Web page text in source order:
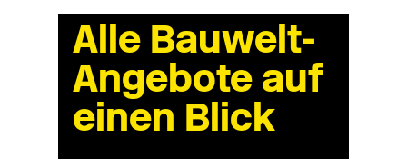
Alle Bauwelt-
Angebote auf
einen Blick